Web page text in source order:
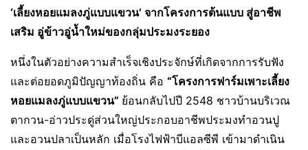
‘เลี้ยงหอยแมลงภู่แบบแขวน’ จากโครงการต้นแบบ สู่อาชีพ
เสริม อู่ข้าวอู่น้ำใหม่ของกลุ่มประมงระยอง
หนึ่งในตัวอย่างความสำเร็จเชิงประจักษ์ที่เกิดจากการรับฟัง
และต่อยอดภูมิปัญญาท้องถิ่น คือ “โครงการฟาร์มเพาะเลี้ยง
หอยแมลงภู่แบบแขวน” ย้อนกลับไปปี 2548 ชาวบ้านบริเวณ
ตากวน-อ่าวประดู่ส่วนใหญ่ประกอบอาชีพประมงทำอวนปู
และอวนปลาเป็นหลัก เมื่อโรงไฟฟ้าบีแอลซีพี เข้ามาดำเนิน